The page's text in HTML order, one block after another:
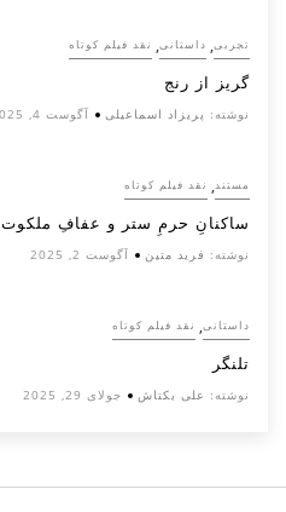
تجربی, داستانی, نقد فیلم کوتاه
گریز از رنج
نوشته: پریزاد اسماعیلی آگوست 4, 2025
مستند, نقد فیلم کوتاه
ساکنانِ حرمِ ستر و عفافِ ملکوت
نوشته: فرید متین آگوست 2, 2025
داستانی, نقد فیلم کوتاه
تلنگر
نوشته: علی بکتاش جولای 29, 2025